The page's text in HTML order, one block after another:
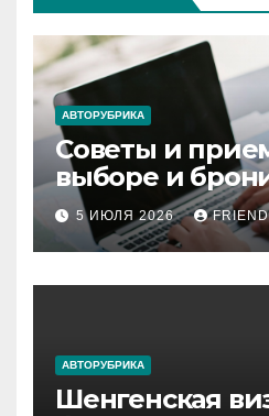
АВТОРУБРИКА
Советы и
выборе и
авиабилетов
5 ИЮЛЯ 2026
АВТОРУБРИКА
Шенгенская